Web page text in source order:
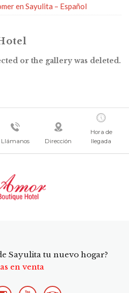
en Sayulita – Español
or the gallery was deleted.
Llámanos Dirección
Hora de
llegada
Sayulita tu nuevo hogar?
en venta